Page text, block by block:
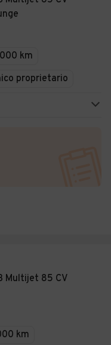
km
proprietario
Multijet 85 CV
km